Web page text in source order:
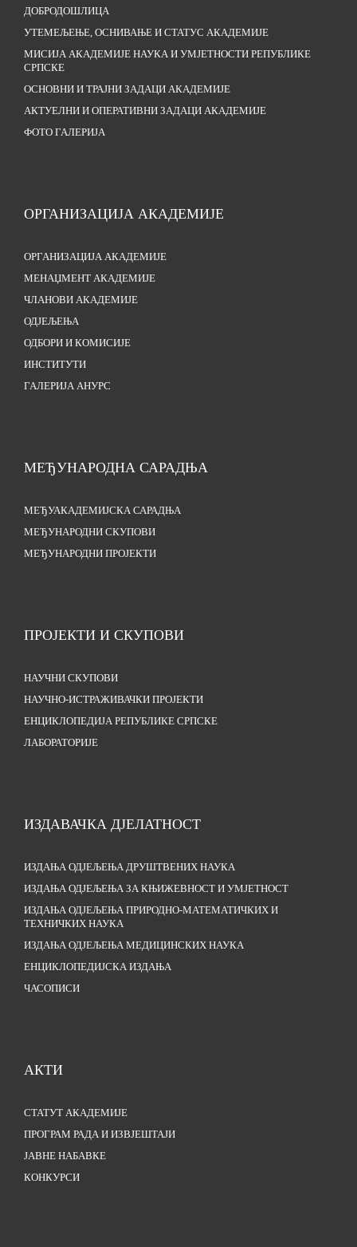
ДОБРОДОШЛИЦА
УТЕМЕЉЕЊЕ, ОСНИВАЊЕ И СТАТУС АКАДЕМИЈЕ
МИСИЈА АКАДЕМИЈЕ НАУКА И УМЈЕТНОСТИ РЕПУБЛИКЕ
СРПСКЕ
ОСНОВНИ И ТРАЈНИ ЗАДАЦИ АКАДЕМИЈЕ
АКТУЕЛНИ И ОПЕРАТИВНИ ЗАДАЦИ АКАДЕМИЈЕ
ФОТО ГАЛЕРИЈА
ОРГАНИЗАЦИЈА АКАДЕМИЈЕ
ОРГАНИЗАЦИЈА АКАДЕМИЈЕ
МЕНАЏМЕНТ АКАДЕМИЈЕ
ЧЛАНОВИ АКАДЕМИЈЕ
ОДЈЕЉЕЊА
ОДБОРИ И КОМИСИЈЕ
ИНСТИТУТИ
ГАЛЕРИЈА АНУРС
МЕЂУНАРОДНА САРАДЊА
МЕЂУАКАДЕМИЈСКА САРАДЊА
МЕЂУНАРОДНИ СКУПОВИ
МЕЂУНАРОДНИ ПРОЈЕКТИ
ПРОЈЕКТИ И СКУПОВИ
НАУЧНИ СКУПОВИ
НАУЧНО-ИСТРАЖИВАЧКИ ПРОЈЕКТИ
ЕНЦИКЛОПЕДИЈА РЕПУБЛИКЕ СРПСКЕ
ЛАБОРАТОРИЈЕ
ИЗДАВАЧКА ДЈЕЛАТНОСТ
ИЗДАЊА ОДЈЕЉЕЊА ДРУШТВЕНИХ НАУКА
ИЗДАЊА ОДЈЕЉЕЊА ЗА КЊИЖЕВНОСТ И УМЈЕТНОСТ
ИЗДАЊА ОДЈЕЉЕЊА ПРИРОДНО-МАТЕМАТИЧКИХ И
ТЕХНИЧКИХ НАУКА
ИЗДАЊА ОДЈЕЉЕЊА МЕДИЦИНСКИХ НАУКА
ЕНЦИКЛОПЕДИЈСКА ИЗДАЊА
ЧАСОПИСИ
АКТИ
СТАТУТ АКАДЕМИЈЕ
ПРОГРАМ РАДА И ИЗВЈЕШТАЈИ
ЈАВНЕ НАБАВКЕ
КОНКУРСИ